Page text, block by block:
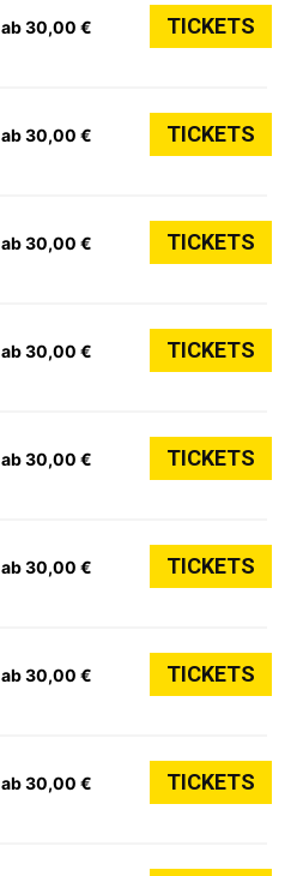
ab 30,00 € TICKETS
ab 30,00 € TICKETS
ab 30,00 € TICKETS
ab 30,00 € TICKETS
ab 30,00 € TICKETS
ab 30,00 € TICKETS
ab 30,00 € TICKETS
ab 30,00 € TICKETS